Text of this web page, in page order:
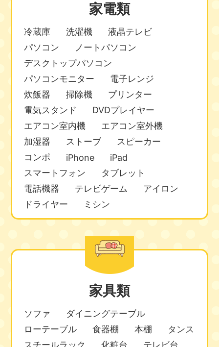
家電類
冷蔵庫 洗濯機
液晶テレビ
パソコン
ノートパソコン
デスクトップパソコン
パソコンモニター
電子レンジ
炊飯器
掃除機
プリンター
電気スタンド
DVDプレイヤー
エアコン室内機
エアコン室外機
加湿器
ストーブ
スピーカー
コンポ
iPhone
iPad
スマートフォン
タブレット
電話機器
テレビゲーム
アイロン
ドライヤー
ミシン
家具類
ソファ
ダイニングテーブル
ローテーブル
食器棚 本棚
タンス